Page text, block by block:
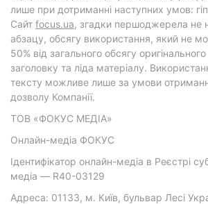
лише при дотриманні наступних умов:
Cайт focus.ua, згадки першоджерела не
абзацу, обсягу використання, який не
50% від загального обсягу
заголовку та ліда матеріалу.
тексту можливе лише за умови
дозволу Компанії.
ТОВ «ФОКУС МЕДІА»
Онлайн-медіа ФОКУС
Ідентифікатор онлайн-медіа в Реєстрі
медіа — R40-03129
Адреса: 01133, м. Київ, бульвар Лесі